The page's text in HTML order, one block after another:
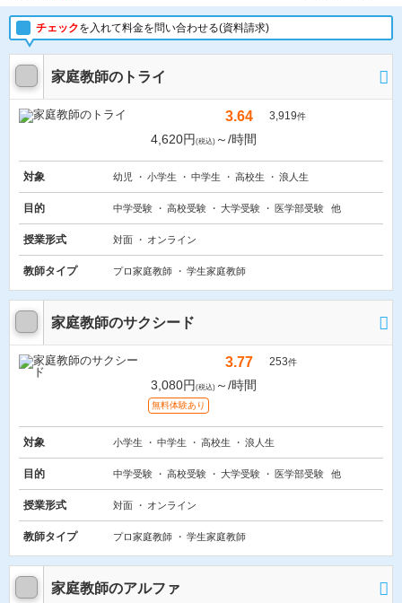
チェックを入れて料金を問い合わせる(資料請求)
家庭教師のトライ
3.64 3,919件
4,620円 (税込) ～/時間
対象 幼児 小学生 中学生 高校生 浪人生
目的 中学受験 高校受験 大学受験 医学部受験 他
授業形式 対面 オンライン
教師タイプ プロ家庭教師 学生家庭教師
家庭教師のサクシード
3.77 253件
3,080円 (税込) ～/時間
無料体験あり
対象 小学生 中学生 高校生 浪人生
目的 中学受験 高校受験 大学受験 医学部受験 他
授業形式 対面 オンライン
教師タイプ プロ家庭教師 学生家庭教師
家庭教師のアルファ